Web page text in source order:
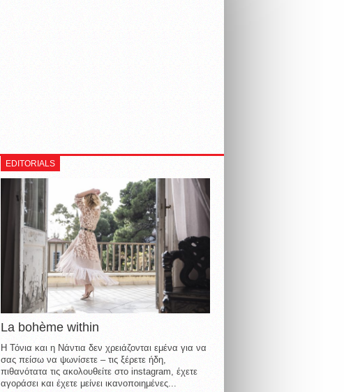
EDITORIALS
La bohème within
Η Τόνια και η Νάντια δεν χρειάζονται εμένα για να
σας πείσω να ψωνίσετε – τις ξέρετε ήδη,
πιθανότατα τις ακολουθείτε στο instagram, έχετε
αγοράσει και έχετε μείνει ικανοποιημένες...